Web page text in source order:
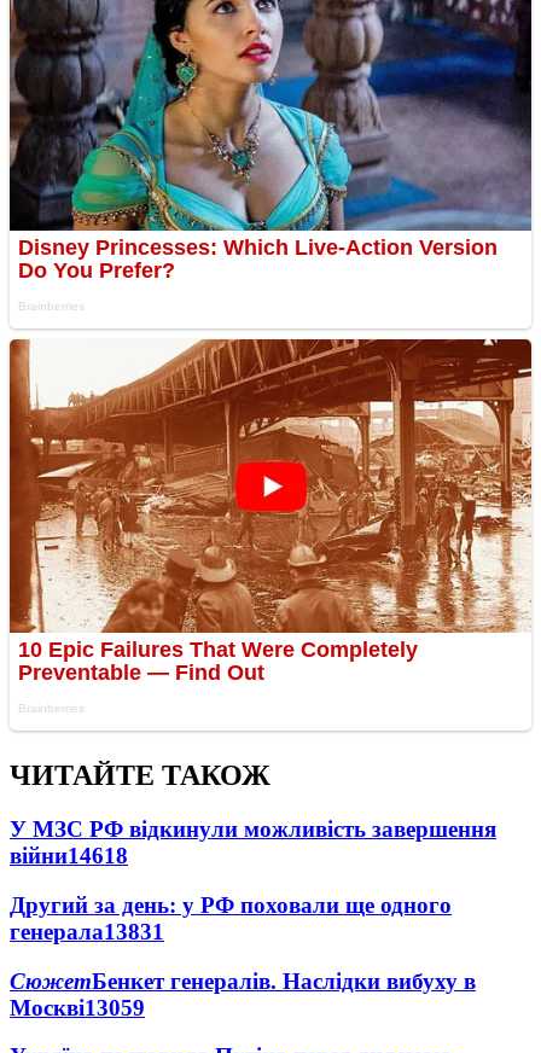
ЧИТАЙТЕ ТАКОЖ
У МЗС РФ відкинули можливість завершення
війни14618
Другий за день: у РФ поховали ще одного
генерала13831
СюжетБенкет генералів. Наслідки вибуху в
Москві13059